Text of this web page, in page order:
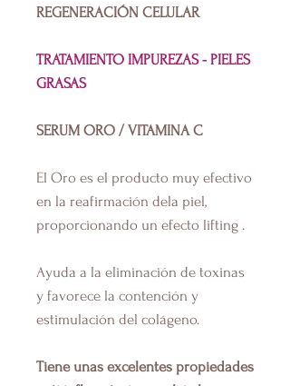
REGENERACIÓN CELULAR
TRATAMIENTO IMPUREZAS - PIELES
GRASAS
SERUM ORO / VITAMINA C
El Oro es el producto muy efectivo
en la reafirmación dela piel,
proporcionando un efecto lifting .
Ayuda a la eliminación de toxinas
y favorece la contención y
estimulación del colágeno.
Tiene unas excelentes propiedades